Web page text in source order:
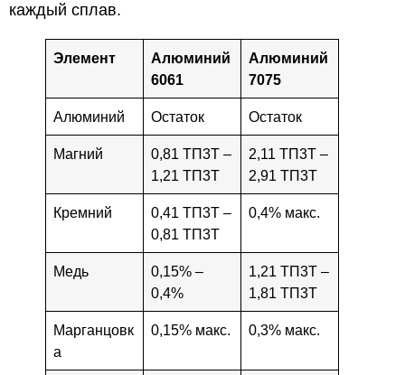
каждый сплав.
Элемент
Алюминий
6061
Алюминий
7075
Алюминий Остаток Остаток
Магний
0,81 ТП3Т –
1,21 ТП3Т
2,11 ТП3Т –
2,91 ТП3Т
Кремний
0,41 ТП3Т –
0,81 ТП3Т
0,4% макс.
Медь
0,15% –
0,4%
1,21 ТП3Т –
1,81 ТП3Т
Марганцовк
а
0,15% макс. 0,3% макс.